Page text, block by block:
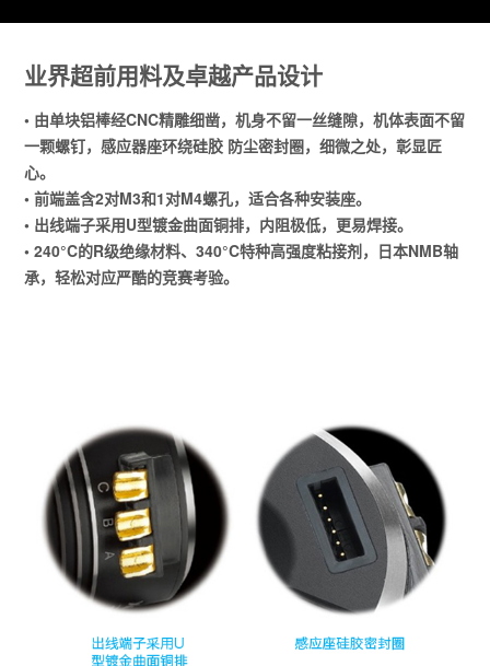
业界超前用料及卓越产品设计
• 由单块铝棒经CNC精雕细凿，机身不留一丝缝隙，机体表面不留
一颗螺钉，感应器座环绕硅胶 防尘密封圈，细微之处，彰显匠
心。
• 前端盖含2对M3和1对M4螺孔，适合各种安装座。
• 出线端子采用U型镀金曲面铜排，内阻极低，更易焊接。
• 240°C的R级绝缘材料、340°C特种高强度粘接剂，日本NMB轴
承，轻松对应严酷的竞赛考验。